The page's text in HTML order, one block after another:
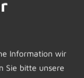
Beteiligung
cher
Information wir
Sie bitte unsere